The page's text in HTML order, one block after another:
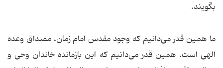
بگویند.
ما همین قدر می‌دانیم که وجود مقدس امام زمان، مصداق وعده
الهی است. همین قدر می‌دانیم که این بازمانده خاندان وحی و